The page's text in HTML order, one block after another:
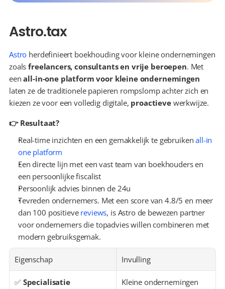
Astro.tax
Astro herdefinieert boekhouding voor kleine ondernemingen
zoals freelancers, consultants en vrije beroepen. Met
een all-in-one platform voor kleine ondernemingen
laten ze de traditionele papieren rompslomp achter zich en
kiezen ze voor een volledig digitale, proactieve werkwijze.
👉 Resultaat?
Real-time inzichten en een gemakkelijk te gebruiken all-in
one platform
Een directe lijn met een vast team van boekhouders en
een persoonlijke fiscalist
Persoonlijk advies binnen de 24u
Tevreden ondernemers. Met een score van 4.8/5 en meer
dan 100 positieve reviews, is Astro de bewezen partner
voor ondernemers die topadvies willen combineren met
modern gebruiksgemak.
Eigenschap Invulling
✅ Specialisatie Kleine ondernemingen